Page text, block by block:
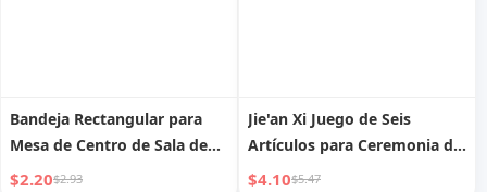
Bandeja Rectangular para
Mesa de Centro de Sala de
Estar, Bandeja de Té,
$2.20$2.93
Jie'an Xi Juego de Seis
Artículos para Ceremonia de
Té, Utensilios de Té Kung Fu,
$4.10$5.47